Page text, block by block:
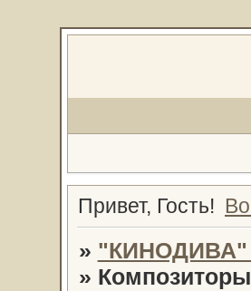
Привет, Гость!
» "КИНОДИВА"
»